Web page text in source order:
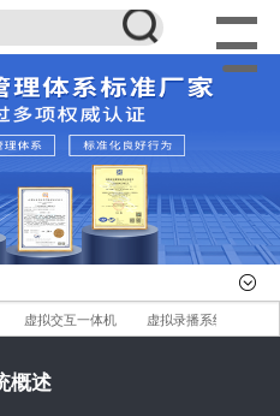
虚拟交互一体机 虚拟录播系统
一体机
概述